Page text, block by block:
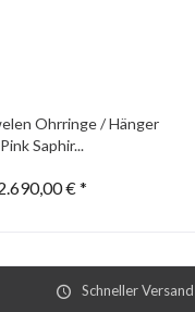
Ohrringe / Hänger
Pink Saphir...
€ *
Schneller Versand